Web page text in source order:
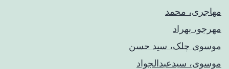
مهاجری، محمد
مهرجو، بهراد
موسوی چلک، سید حسن
موسوی، سیدعبدالجواد